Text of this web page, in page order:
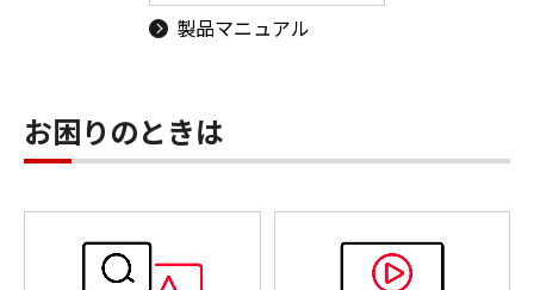
製品マニュアル
お困りのときは